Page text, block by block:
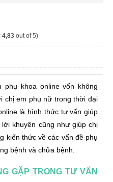
4,83 out of 5)
khoa online vốn không
chị em phụ nữ trong thời đại
là hình thức tư vấn giúp
khuyên cũng như giúp chị
kiến thức về các vấn đề phụ
bệnh và chữa bệnh.
GẶP TRONG TƯ VẤN